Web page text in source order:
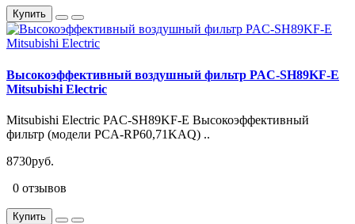
Купить
Высокоэффективный воздушный фильтр PAC-SH89KF-E
Mitsubishi Electric
Mitsubishi Electric PAC-SH89KF-E Высокоэффективный
фильтр (модели PCA-RP60,71KAQ) ..
8730руб.
0 отзывов
Купить